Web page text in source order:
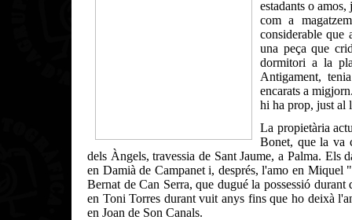
estadants o
com a
considerable
una peça que
dormitori a la
Antigament,
encarats a
hi ha prop, just al
La propietària
Bonet, que la va
dels Àngels, travessia de Sant Jaume, a Palma. Els
en Damià de Campanet i, després, l'amo en Miquel
Bernat de Can Serra, que dugué la possessió
en Toni Torres durant vuit anys fins que ho deixà
en Joan de Son Canals.